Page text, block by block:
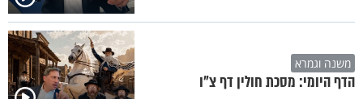
משנה וגמרא
הדף היומי: מסכת חולין דף צ"ו